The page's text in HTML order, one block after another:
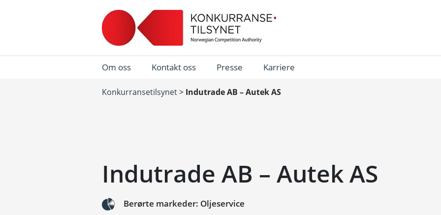
Om oss Kontakt oss Presse Karriere
Konkurransetilsynet> Indutrade AB – Autek AS
Indutrade AB – Autek AS
Berørte markeder: Oljeservice